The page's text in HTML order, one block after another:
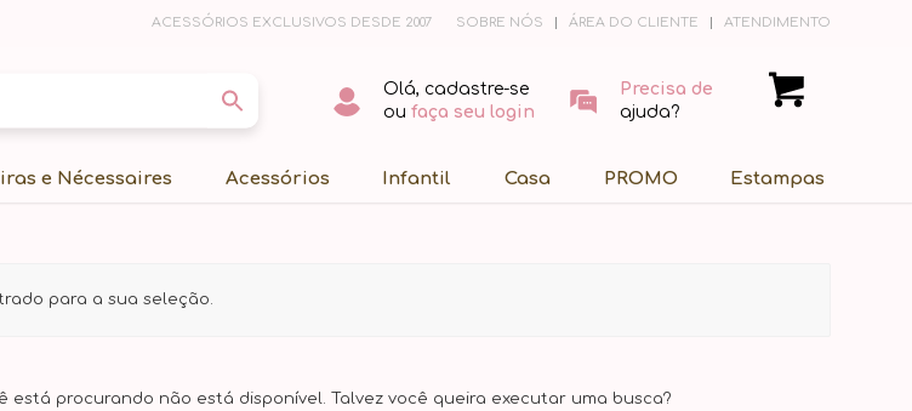
SOBRE NÓS ÁREA DO CLIENTE ATENDIMENTO
ACESSÓRIOS EXCLUSIVOS DESDE 2007
Olá, cadastre-se
oufaça seu login
Precisa de
ajuda?
e Nécessaires Acessórios Infantil Casa PROMO Estampas
para a sua seleção.
está procurando não está disponível. Talvez você queira executar uma busca?